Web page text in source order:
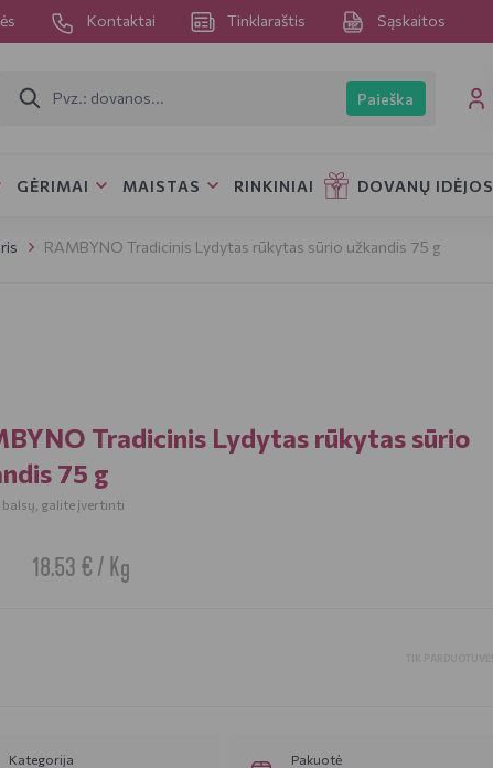
Kontaktai Tinklaraštis Sąskaitos
Paieška
GĖRIMAI MAISTAS RINKINIAI DOVANŲ IDĖJOS
RAMBYNO Tradicinis Lydytas rūkytas sūrio užkandis 75 g
Tradicinis Lydytas rūkytas sūrio
75 g
balsų, galite įvertinti
18.53 € / Kg
Kategorija Pakuotė